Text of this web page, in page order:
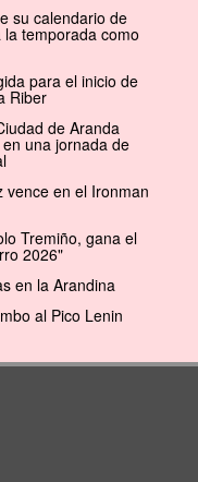
su calendario de
temporada como
para el inicio de
Riber
de Aranda
una jornada de
vence en el Ironman
Tremiño, gana el
2026"
en la Arandina
al Pico Lenin